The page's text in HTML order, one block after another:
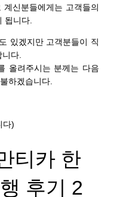
신분들에게는 고객들의
됩니다.
있겠지만 고객분들이 직
다.
올려주시는 분께는 다음
하겠습니다.
다)
티카 한
후기 2